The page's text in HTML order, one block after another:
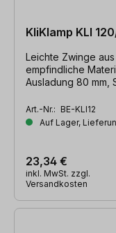
KliKlamp KLI
Leichte Zwinge
empfindliche
Ausladung 80 mm,
Art.-Nr.: BE-KLI12
Auf Lager,
23,34 €
inkl. MwSt. zzgl.
Versandkosten